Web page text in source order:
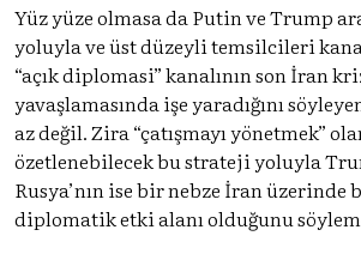
Yüz yüze olmasa da Putin ve Trump
yoluyla ve üst düzeyli temsilcileri
“açık diplomasi” kanalının son İran
yavaşlamasında işe yaradığını
az değil. Zira “çatışmayı yönetmek”
özetlenebilecek bu strateji yoluyla
Rusya’nın ise bir nebze İran
diplomatik etki alanı olduğunu